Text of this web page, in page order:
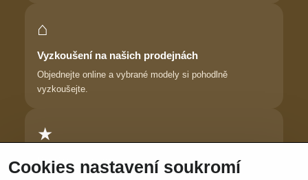
⌂
Vyzkoušení na našich prodejnách
Objednejte online a vybrané modely si pohodlně
vyzkoušejte.
★
Důvěra zákaznic
Cookies nastavení soukromí